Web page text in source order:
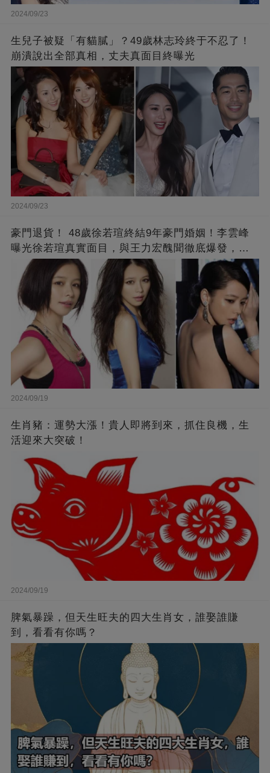
2024/09/23
生兒子被疑「有貓膩」？49歲林志玲終于不忍了！
崩潰說出全部真相，丈夫真面目終曝光
2024/09/23
豪門退貨！ 48歲徐若瑄終結9年豪門婚姻！李雲峰
曝光徐若瑄真實面目，與王力宏醜聞徹底爆發，原
來李靚蕾說的都是真的 ！
2024/09/19
生肖豬：運勢大漲！貴人即將到來，抓住良機，生
活迎來大突破！
2024/09/19
脾氣暴躁，但天生旺夫的四大生肖女，誰娶誰賺
到，看看有你嗎？